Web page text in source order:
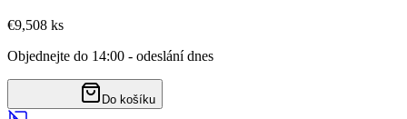
€9,508 ks
Objednejte do 14:00 - odeslání dnes
Do košíku